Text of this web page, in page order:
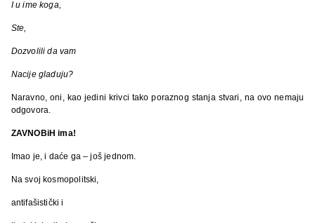
I u ime koga,
Ste,
Dozvolili da vam
Nacije gladuju?
Naravno, oni, kao jedini krivci tako poraznog stanja stvari, na ovo nemaju
odgovora.
ZAVNOBiH ima!
Imao je, i daće ga – još jednom.
Na svoj kosmopolitski,
antifašistički i